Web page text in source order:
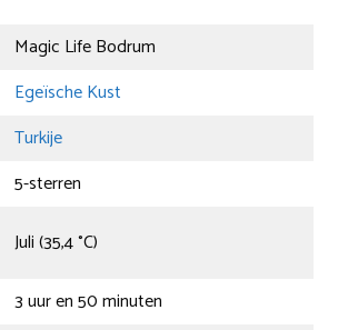
Magic Life Bodrum
Egeïsche Kust
Turkije
5-sterren
Juli (35,4 °C)
3 uur en 50 minuten